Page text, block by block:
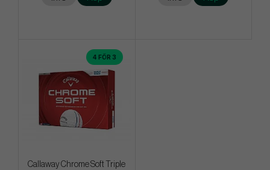
4 FÖR 3
Callaway Chrome Soft Triple